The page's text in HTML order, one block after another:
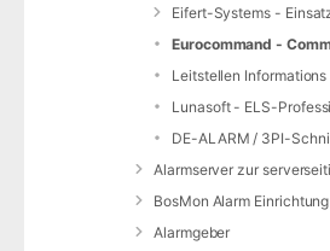
BosMon Alarm Einrichtung
Alarmgeber